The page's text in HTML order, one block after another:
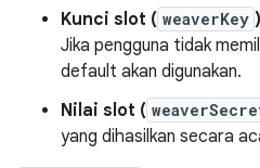
Kunci slot ( weaverKey
Jika pengguna tidak
default akan digunakan.
Nilai slot (
yang dihasilkan secara